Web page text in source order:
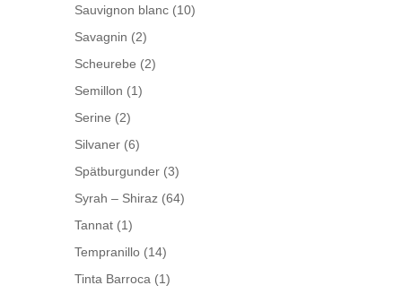
Sauvignon blanc (10)
Savagnin (2)
Scheurebe (2)
Semillon (1)
Serine (2)
Silvaner (6)
Spätburgunder (3)
Syrah – Shiraz (64)
Tannat (1)
Tempranillo (14)
Tinta Barroca (1)